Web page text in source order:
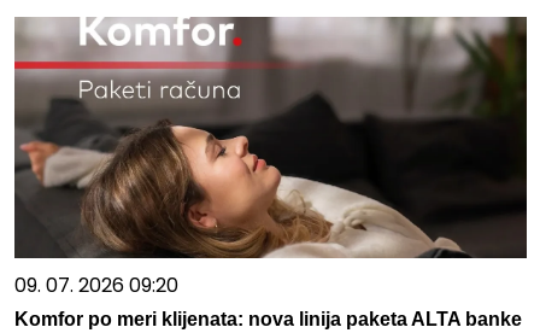
09. 07. 2026 09:20
Komfor po meri klijenata: nova linija paketa ALTA banke